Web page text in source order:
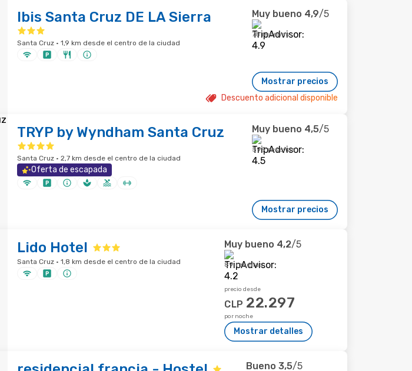
Ibis Santa Cruz DE LA Sierra
Santa Cruz · 1,9 km desde el centro de la ciudad
Muy bueno 4,9/5
78 reseñas
Mostrar precios
Descuento adicional disponible
TRYP by Wyndham Santa Cruz
Santa Cruz · 2,7 km desde el centro de la ciudad
Oferta de escapada
Muy bueno 4,5/5
599 reseñas
Mostrar precios
Lido Hotel
Santa Cruz · 1,8 km desde el centro de la ciudad
Muy bueno 4,2/5
89 reseñas
precio desde
CLP 22.297
por noche
Mostrar detalles
Bueno 3,5/5